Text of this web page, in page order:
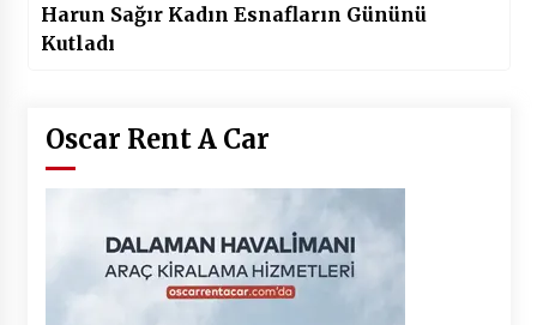
Harun Sağır Kadın Esnafların Gününü
Kutladı
Oscar Rent A Car